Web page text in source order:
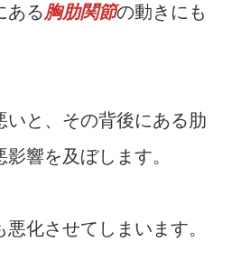
ある胸肋関節の動きにも
いと、その背後にある肋
響を及ぼします。
化させてしまいます。